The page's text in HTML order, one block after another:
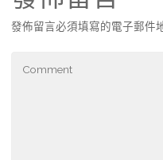
發佈留言必須填寫的電子郵件